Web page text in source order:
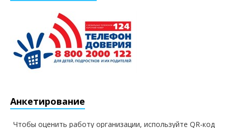
Анкетирование
Чтобы оценить работу организации, используйте QR-код